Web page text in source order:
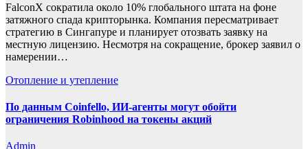
FalconX сократила около 10% глобального штата на фоне
затяжного спада крипторынка. Компания пересматривает
стратегию в Сингапуре и планирует отозвать заявку на
местную лицензию. Несмотря на сокращение, брокер заявил о
намерении…
Отопление и утепление
По данным Coinfello, ИИ-агенты могут обойти
ограничения Robinhood на токены акций
Admin